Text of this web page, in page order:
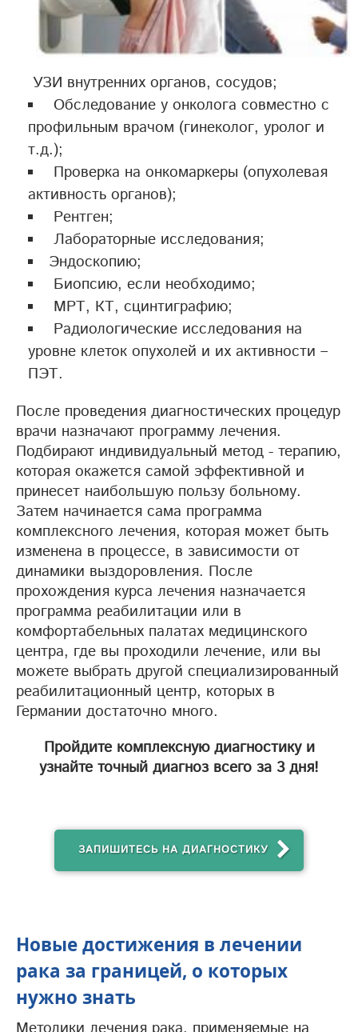
УЗИ внутренних органов, сосудов;
Обследование у онколога совместно с
профильным врачом (гинеколог, уролог и
т.д.);
Проверка на онкомаркеры (опухолевая
активность органов);
Рентген;
Лабораторные исследования;
Эндоскопию;
Биопсию, если необходимо;
МРТ, КТ, сцинтиграфию;
Радиологические исследования на
уровне клеток опухолей и их активности –
ПЭТ.
После проведения диагностических процедур
врачи назначают программу лечения.
Подбирают индивидуальный метод - терапию,
которая окажется самой эффективной и
принесет наибольшую пользу больному.
Затем начинается сама программа
комплексного лечения, которая может быть
изменена в процессе, в зависимости от
динамики выздоровления. После
прохождения курса лечения назначается
программа реабилитации или в
комфортабельных палатах медицинского
центра, где вы проходили лечение, или вы
можете выбрать другой специализированный
реабилитационный центр, которых в
Германии достаточно много.
Пройдите комплексную диагностику и
узнайте точный диагноз всего за 3 дня!
ЗАПИШИТЕСЬ НА ДИАГНОСТИКУ
Новые достижения в лечении
рака за границей, о которых
нужно знать